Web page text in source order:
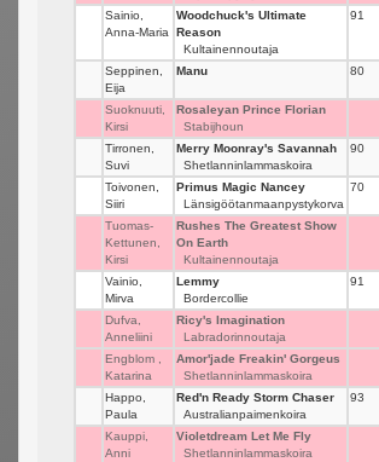
Sainio,
Anna-Maria
Woodchuck's Ultimate
Reason
Kultainennoutaja
91
Seppinen,
Eija
Manu 80
Suoknuuti,
Kirsi
Rosaleyan Prince Florian
Stabijhoun
Tirronen,
Suvi
Merry Moonray's Savannah
Shetlanninlammaskoira
90
Toivonen,
Siiri
Primus Magic Nancey
Länsigöötanmaanpystykorva
70
Tuomas-
Kettunen,
Kirsi
Rushes The Greatest Show
On Earth
Kultainennoutaja
Vainio,
Mirva
Lemmy
Bordercollie
91
Dufva,
Anneliini
Ricy's Imagination
Labradorinnoutaja
Engblom ,
Katarina
Amor'jade Freakin' Gorgeus
Shetlanninlammaskoira
Happo,
Paula
Red'n Ready Storm Chaser
Australianpaimenkoira
93
Kauppi,
Anni
Violetdream Let Me Fly
Shetlanninlammaskoira